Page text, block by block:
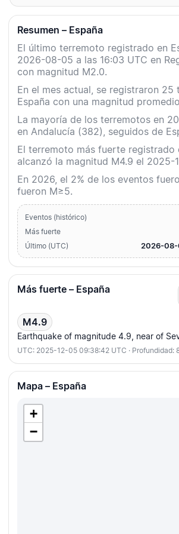
Resumen – España
El último terremoto registrado en
2026-08-05 a las 16:03 UTC en
con magnitud M2.0.
En el mes actual, se registraron 25
España con una magnitud
La mayoría de los terremotos en
en Andalucía (382), seguidos de
El terremoto más fuerte registrado
alcanzó la magnitud M4.9 el 2025-
En 2026, el 2% de los eventos
fueron M≥5.
Eventos (histórico)
Más fuerte
Último (UTC) 2026-08-
Más fuerte – España
M4.9
Earthquake of magnitude 4.9, near of
UTC: 2025-12-05 09:38:42 UTC · Profundidad:
Mapa – España
+
−